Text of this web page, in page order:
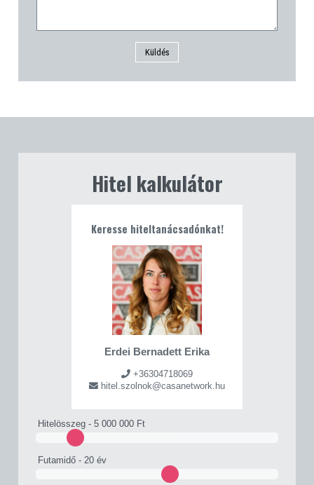
Küldés
Hitel kalkulátor
Keresse hiteltanácsadónkat!
Erdei Bernadett Erika
+36304718069
hitel.szolnok@casanetwork.hu
Hitelösszeg -5 000 000 Ft
Futamidő -20 év